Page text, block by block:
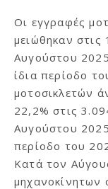
Οι εγγραφές
μειώθηκαν
Αυγούστου
ίδια περίοδο
μοτοσικλετών
22,2% στις
Αυγούστου
περίοδο του
Κατά τον
μηχανοκίνητων